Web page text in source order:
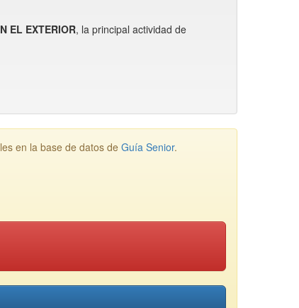
EL EXTERIOR, la principal actividad de
en la base de datos de Guía Senior.